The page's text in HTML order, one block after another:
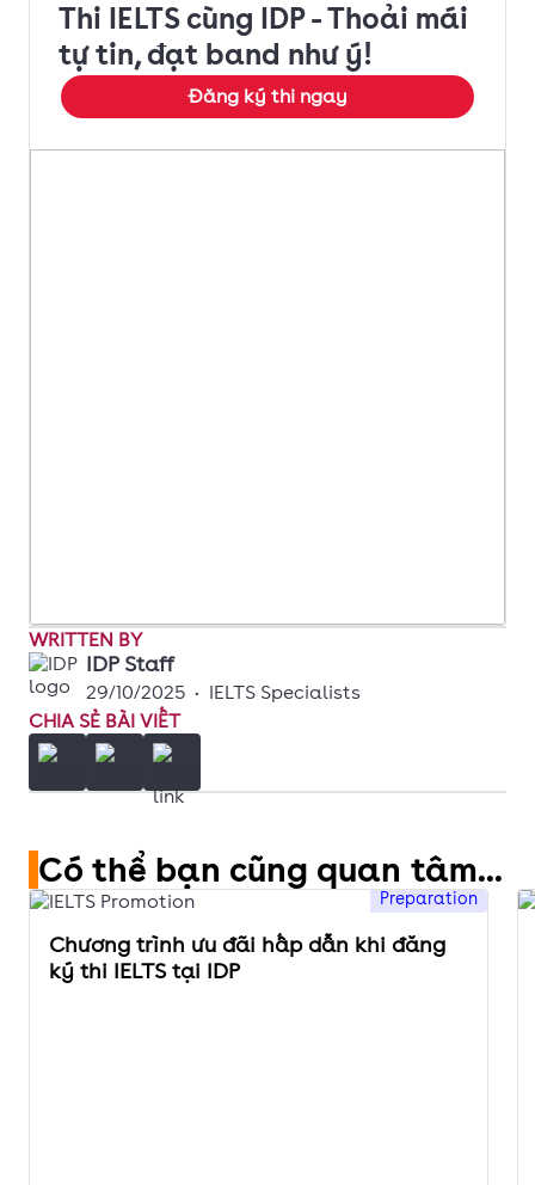
Thi IELTS cùng IDP - Thoải mái
tự tin, đạt band như ý!
Đăng ký thi ngay
WRITTEN BY
IDP Staff
29/10/2025 • IELTS Specialists
CHIA SẺ BÀI VIẾT
Có thể bạn cũng quan tâm...
Preparation
Chương trình ưu đãi hấp dẫn khi đăng
ký thi IELTS tại IDP